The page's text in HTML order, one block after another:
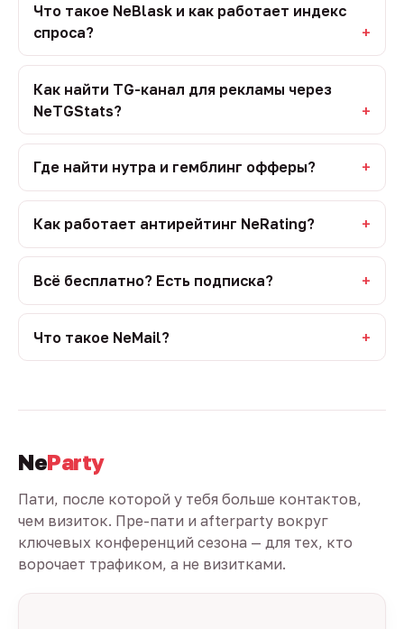
Что такое NeBlask и как работает индекс
спроса?
Как найти TG-канал для рекламы через
NeTGStats?
Где найти нутра и гемблинг офферы?
Как работает антирейтинг NeRating?
Всё бесплатно? Есть подписка?
Что такое NeMail?
NeParty
Пати, после которой у тебя больше контактов,
чем визиток. Пре-пати и afterparty вокруг
ключевых конференций сезона — для тех, кто
ворочает трафиком, а не визитками.